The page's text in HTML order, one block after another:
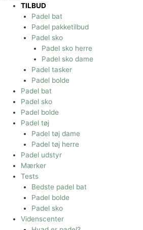
TILBUD
Padel bat
Padel pakketilbud
Padel sko
Padel sko herre
Padel sko dame
Padel tasker
Padel bolde
Padel bat
Padel sko
Padel bolde
Padel tøj
Padel tøj dame
Padel tøj herre
Padel udstyr
Mærker
Tests
Bedste padel bat
Padel bolde
Padel sko
Videnscenter